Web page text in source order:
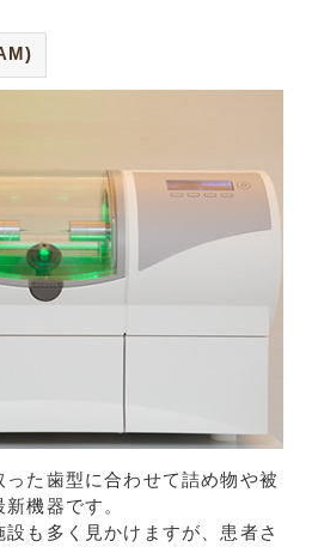
た歯型に合わせて詰め物や被
機器です。
も多く見かけますが、患者さ